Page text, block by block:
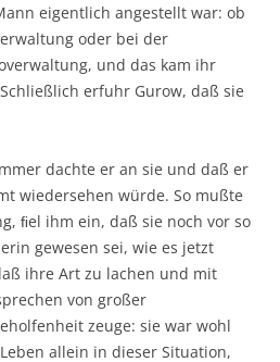
eigentlich angestellt war: ob
oder bei der
und das kam ihr
erfuhr Gurow, daß sie
dachte er an sie und daß er
wiedersehen würde. So mußte
ﬁel ihm ein, daß sie noch vor so
gewesen sei, wie es jetzt
ihre Art zu lachen und mit
von großer
zeuge: sie war wohl
allein in dieser Situation,